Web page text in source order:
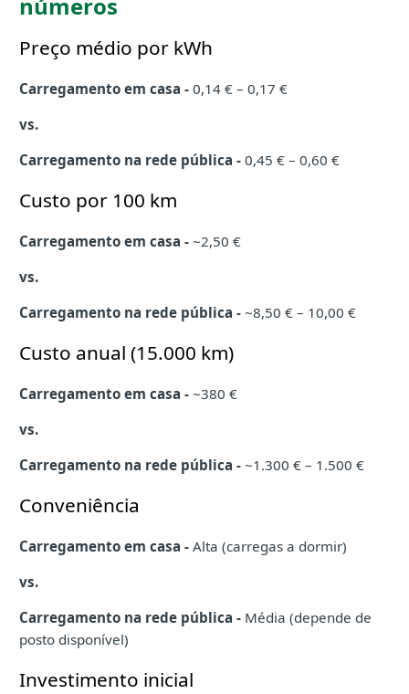
números
Preço médio por kWh
Carregamento em casa - 0,14 € – 0,17 €
vs.
Carregamento na rede pública -0,45 € – 0,60 €
Custo por 100 km
Carregamento em casa - ~2,50 €
vs.
Carregamento na rede pública -~8,50 € – 10,00 €
Custo anual (15.000 km)
Carregamento em casa - ~380 €
vs.
Carregamento na rede pública -~1.300 € – 1.500 €
Conveniência
Carregamento em casa - Alta (carregas a dormir)
vs.
Carregamento na rede pública -Média (depende de
posto disponível)
Investimento inicial